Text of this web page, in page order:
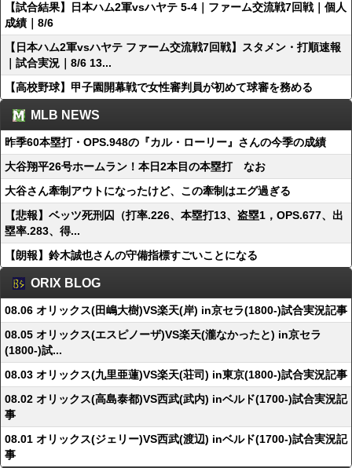
【試合結果】日本ハム2軍vsハヤテ 5-4｜ファーム交流戦7回戦｜個人
成績｜8/6
【日本ハム2軍vsハヤテ ファーム交流戦7回戦】スタメン・打順速報
｜試合実況｜8/6 13...
【高校野球】甲子園開幕戦で女性審判員が初めて球審を務める
MLB NEWS
昨季60本塁打・OPS.948の『カル・ローリー』さんの今季の成績
大谷翔平26号ホームラン！本日2本目の本塁打 なお
大谷さん牽制アウトになったけど、この牽制はエグ過ぎる
【悲報】ベッツ死刑囚（打率.226、本塁打13、盗塁1，OPS.677、出
塁率.283、得...
【朗報】鈴木誠也さんの守備指標すごいことになる
ORIX BLOG
08.06 オリックス(田嶋大樹)VS楽天(岸) in京セラ(1800-)試合実況記事
08.05 オリックス(エスピノーザ)VS楽天(瀧なかったと) in京セラ
(1800-)試...
08.03 オリックス(九里亜蓮)VS楽天(荘司) in東京(1800-)試合実況記事
08.02 オリックス(高島泰都)VS西武(武内) inベルド(1700-)試合実況記
事
08.01 オリックス(ジェリー)VS西武(渡辺) inベルド(1700-)試合実況記
事